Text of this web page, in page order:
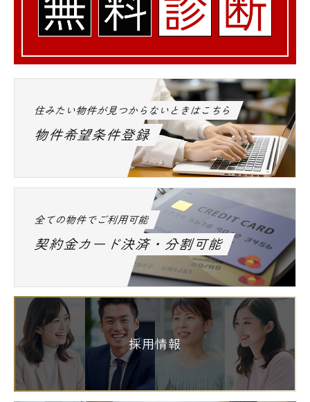
住みたい物件が見つからないときはこちら
物件希望条件登録
全ての物件でご利用可能
契約金カード決済・分割可能
採用情報